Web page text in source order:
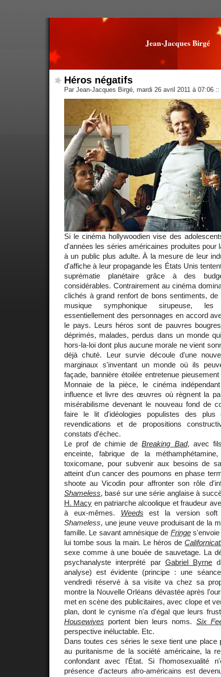
Jean-Jacques Birgé
Héros négatifs
Par Jean-Jacques Birgé, mardi 26 avril 2011 à 07:06 ::
Si le cinéma hollywoodien vise des
d'années les séries américaines produites pour
à un public plus adulte. À la mesure de leur
d'affiche à leur propagande les États Unis
suprématie planétaire grâce à des
considérables. Contrairement au cinéma
clichés à grand renfort de bons sentiments,
musique symphonique sirupeuse, les
essentiellement des personnages en accord
le pays. Leurs héros sont de pauvres
déprimés, malades, perdus dans un monde
hors-la-loi dont plus aucune morale ne vient
déjà chuté. Leur survie découle d'une
marginaux s'inventant un monde où ils
façade, bannière étoilée entretenue
Monnaie de la pièce, le cinéma
influence et livre des œuvres où règnent la
misérabilisme devenant le nouveau fond de
faire le lit d'idéologies populistes des plus
revendications et de propositions
constats d'échec.
Le prof de chimie deBreaking Bad, avec
enceinte, fabrique de la
toxicomane, pour subvenir aux besoins de
atteint d'un cancer des poumons en phase
shoote au Vicodin pour affronter son rôle
Shameless, basé sur une série anglaise à
H. Macy en patriarche alcoolique et fraudeur
à eux-mêmes. Weeds est la version
Shameless, une jeune veuve produisant de la
famille. Le savant amnésique de Fringes'envoie
lui tombe sous la main. Le héros de
sexe comme à une bouée de sauvetage. La
psychanalyste interprété par Gabriel Byrne
analyse) est évidente (principe : une
vendredi réservé à sa visite va chez sa
montre la Nouvelle Orléans dévastée après
met en scène des publicitaires, avec clope et
plan, dont le cynisme n'a d'égal que leurs
Housewives portent bien leurs noms. Six
perspective inéluctable. Etc.
Dans toutes ces séries le sexe tient une place
au puritanisme de la société américaine, la
confondant avec l'État. Si l'homosexualité
présence d'acteurs afro-américains est